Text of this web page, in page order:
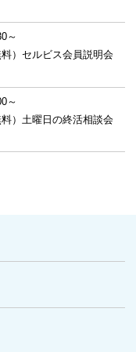
～
）セルビス会員説明会
～
）土曜日の終活相談会